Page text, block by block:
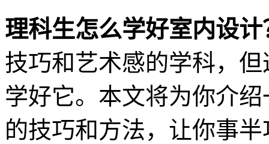
理科生怎么学好室内设计
技巧和艺术感的学科，
学好它。本文将为你介
的技巧和方法，让你事